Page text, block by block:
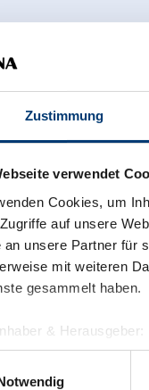
Zustimmung
verwendet
Cookies, um
auf unsere
an unsere Partner für
mit weiteren
gesammelt haben.
& Herausgeber:
Zillertal
A-6280 Zell am Ziller